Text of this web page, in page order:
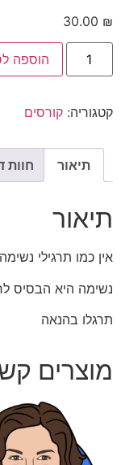
30.00 ₪
הוספה
קטגוריה: קורסים
תיאור חוות
תיאור
אין כמו תרגילי
נשימה היא הבסיס
תרגלו בהנאה
מוצרים